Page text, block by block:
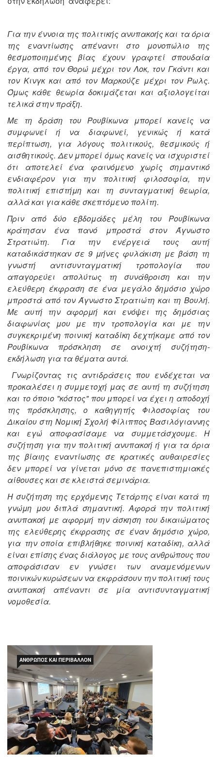
Για την έννοια της πολιτικής ανυπακοής και τα όρια
της εναντίωσης απέναντι στο μονοπώλιο της
θεσμοποιημένης βίας έχουν γραφτεί σπουδαία
έργα, από τον Θορώ μέχρι τον Λοκ, τον Γκάντι και
τον Κινγκ και από τον Μαρκούζε μέχρι τον Ρωλς.
Όμως κάθε θεωρία δοκιμάζεται και αξιολογείται
τελικά στην πράξη.
Με τη δράση του Ρουβίκωνα μπορεί κανείς να
συμφωνεί ή να διαφωνεί, γενικώς ή κατά
περίπτωση, για λόγους πολιτικούς, θεσμικούς ή
αισθητικούς. Δεν μπορεί όμως κανείς να ισχυριστεί
ότι αποτελεί ένα φαινόμενο χωρίς σημαντικό
ενδιαφέρον για την πολιτική φιλοσοφία, την
πολιτική επιστήμη και τη συνταγματική θεωρία,
αλλά και για κάθε σκεπτόμενο πολίτη.
Πριν από δύο εβδομάδες μέλη του Ρουβίκωνα
κράτησαν ένα πανό μπροστά στον Άγνωστο
Στρατιώτη. Για την ενέργειά τους αυτή
καταδικάστηκαν σε 9 μήνες φυλάκιση με βάση τη
γνωστή αντισυνταγματική τροπολογία που
απαγορεύει απολύτως τη συνάθροιση και την
ελεύθερη έκφραση σε ένα μεγάλο δημόσιο χώρο
μπροστά από τον Άγνωστο Στρατιώτη και τη Βουλή.
Με αυτή την αφορμή και ενόψει της δημόσιας
διαφωνίας μου με την τροπολογία και με την
συγκεκριμένη ποινική καταδίκη δεχτήκαμε από τον
Ρουβίκωνα πρόσκληση σε ανοιχτή συζήτηση-
εκδήλωση για τα θέματα αυτά.
Γνωρίζοντας τις αντιδράσεις που ενδέχεται να
προκαλέσει η συμμετοχή μας σε αυτή τη συζήτηση
και το όποιο "κόστος" που μπορεί να έχει η αποδοχή
της πρόσκλησης, ο καθηγητής Φιλοσοφίας του
Δικαίου στη Νομική Σχολή Φίλιππος Βασιλόγιαννης
και εγώ αποφασίσαμε να συμμετάσχουμε. Η
συζήτηση για την πολιτική ανυπακοή ή για τα όρια
της βίαιης εναντίωσης σε κρατικές αυθαιρεσίες
δεν μπορεί να γίνεται μόνο σε πανεπιστημιακές
αίθουσες και σε κλειστά σεμινάρια.
Η συζήτηση της ερχόμενης Τετάρτης είναι κατά τη
γνώμη μου διπλά σημαντική. Αφορά την πολιτική
ανυπακοή με αφορμή την άσκηση του δικαιώματος
της ελεύθερης έκφρασης σε έναν δημόσιο χώρο,
για την οποία επιβλήθηκε ποινική καταδίκη, αλλά
είναι επίσης ένας διάλογος με τους ανθρώπους που
αποφάσισαν εν γνώσει των αναμενόμενων
ποινικών κυρώσεων να εκφράσουν την πολιτική τους
ανυπακοή απέναντι σε μία αντισυνταγματική
νομοθεσία.
ΆΝΘΡΩΠΟΣ ΚΑΙ ΠΕΡΙΒΆΛΛΟΝ